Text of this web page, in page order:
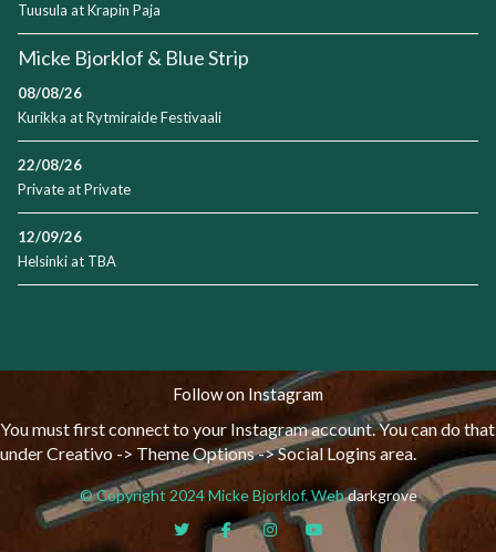
Tuusula atKrapin Paja
Micke Bjorklof & Blue Strip
08/08/26
Kurikka atRytmiraide Festivaali
22/08/26
PrivateatPrivate
12/09/26
Helsinkiat TBA
Follow on Instagram
You must first connect to your Instagram account. You can do that
under Creativo -> Theme Options -> Social Logins area.
© Copyright 2024 Micke Bjorklof. Webdarkgrove